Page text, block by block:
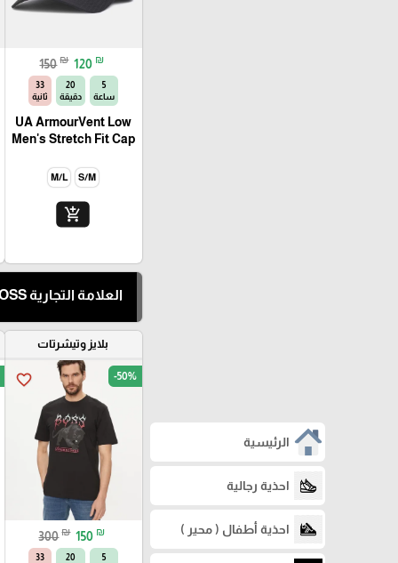
الرئيسية
احذية رجالية
احذية أطفال ( محير )
150 ₪ 120 ₪
5
ساعة
20
دقيقة
32
ثانية
UA ArmourVent Low
Men's Stretch Fit Cap
S/M
M/L
add_shopping_cart
العلامة التجارية BOSS
بلايز وتيشرتات
favorite_border -50%
300 ₪ 150 ₪
5
20
32